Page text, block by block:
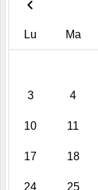
Lu Ma
3 4
10 11
17 18
24 25